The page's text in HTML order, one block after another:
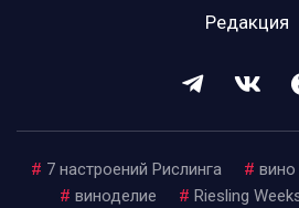
Редакция
# 7 настроений Рислинга # вино
# виноделие # Riesling